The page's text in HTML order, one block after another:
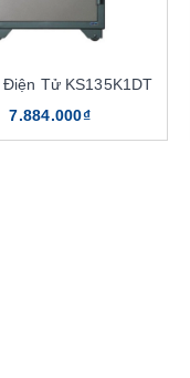
cung mệnh cùng
Điện Tử KS135K1DT
7.884.000₫